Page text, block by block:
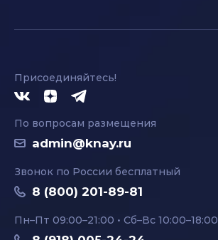
Присоединяйтесь!
По вопросам размещения
admin@knay.ru
Звонок по России бесплатный
8 (800) 201-89-81
Пн–Пт 09:00–21:00 • Сб–Вс 10:00–18:00